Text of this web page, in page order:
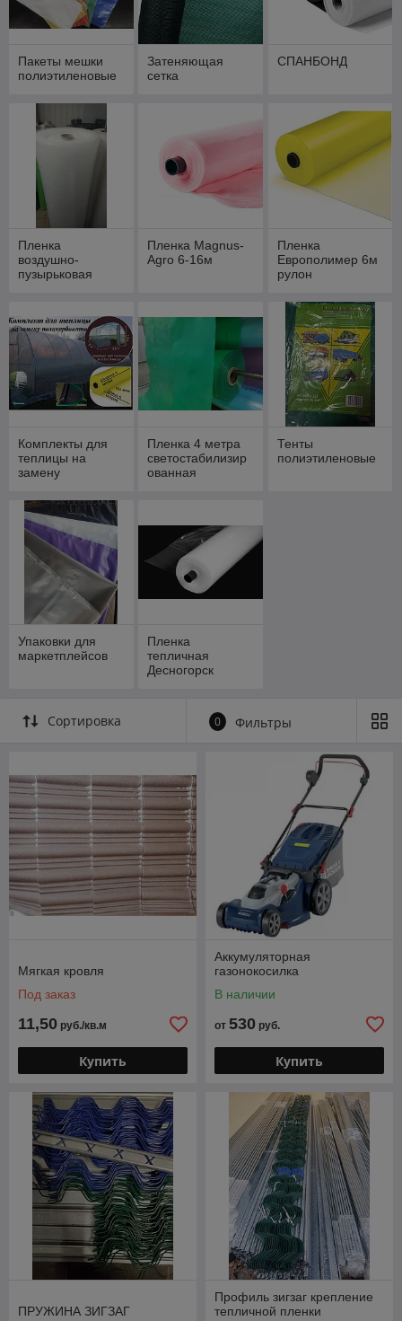
Пакеты мешки
полиэтиленовые
Затеняющая
сетка
СПАНБОНД
Пленка
воздушно-
пузырьковая
Пленка Magnus-
Agro 6-16м
Пленка
Европолимер 6м
рулон
Комплекты для
теплицы на
замену
Пленка 4 метра
светостабилизир
ованная
Тенты
полиэтиленовые
Упаковки для
маркетплейсов
Пленка
тепличная
Десногорск
Сортировка 0 Фильтры
Мягкая кровля
Под заказ
11,50 руб./кв.м
Купить
Аккумуляторная
газонокосилка
В наличии
от 530 руб.
Купить
ПРУЖИНА ЗИГЗАГ
Профиль зигзаг крепление
тепличной пленки